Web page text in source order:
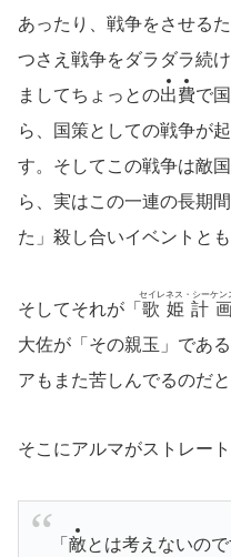
あったり、戦争をさせる
つさえ戦争をダラダラ続
ましてちょっとの出費で
ら、国策としての戦争が
す。そしてこの戦争は敵
ら、実はこの一連の長期
た」殺し合いイベントとも
そしてそれが「 歌姫計
セイレネス・シーケン
大佐が「その親玉」であ
アもまた苦しんでるのだと
そこにアルマがストレート
「 敵とは考えないので